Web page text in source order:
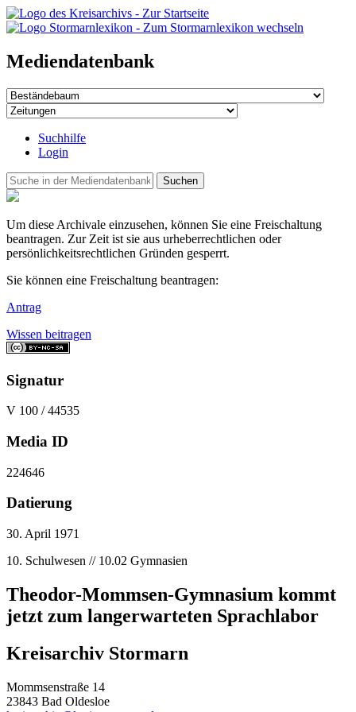
Mediendatenbank
Suchhilfe
Login
Suchen
Um diese Archivale einzusehen, können Sie eine Freischaltung
beantragen. Zur Zeit ist sie aus urheberrechtlichen oder
persönlichkeitsrechtlichen Gründen gesperrt.
Sie können eine Freischaltung beantragen:
Antrag
Wissen beitragen
Signatur
V 100 / 44535
Media ID
224646
Datierung
30. April 1971
10. Schulwesen // 10.02 Gymnasien
Theodor-Mommsen-Gymnasium kommt
jetzt zum langerwarteten Sprachlabor
Kreisarchiv Stormarn
Mommsenstraße 14
23843 Bad Oldesloe